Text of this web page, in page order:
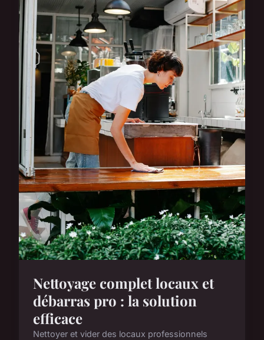
Nettoyage complet locaux et
débarras pro : la solution
efficace
Nettoyer et vider des locaux professionnels